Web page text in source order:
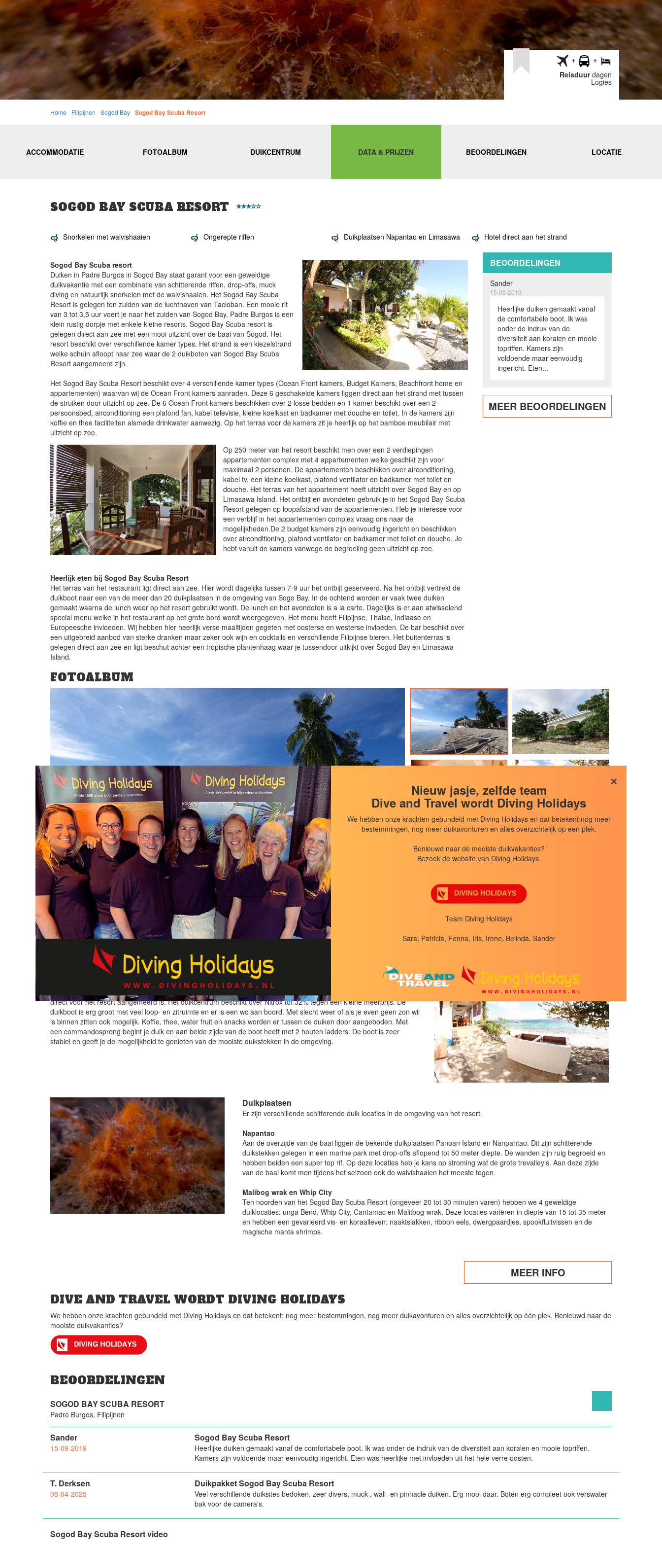
Reisduurdagen
Logies
Home Filipijnen Sogod Bay Sogod Bay Scuba Resort
ACCOMMODATIE FOTOALBUM DUIKCENTRUM DATA & PRIJZEN BEOORDELINGEN LOCATIE
SOGOD BAY SCUBA RESORT
Snorkelen met walvishaaien Ongerepte riffen Duikplaatsen Napantao en Limasawa Hotel direct aan het strand
Sogod Bay Scuba resort
Duiken in Padre Burgos in Sogod Bay staat garant voor een geweldige
duikvakantie met een combinatie van schitterende riffen, drop-offs, muck
diving en natuurlijk snorkelen met de walvishaaien. Het Sogod Bay Scuba
Resort is gelegen ten zuiden van de luchthaven van Tacloban. Een mooie rit
van 3 tot 3,5 uur voert je naar het zuiden van Sogod Bay. Padre Burgos is een
klein rustig dorpje met enkele kleine resorts. Sogod Bay Scuba resort is
gelegen direct aan zee met een mooi uitzicht over de baai van Sogod. Het
resort beschikt over verschillende kamer types. Het strand is een kiezelstrand
welke schuin afloopt naar zee waar de 2 duikboten van Sogod Bay Scuba
Resort aangemeerd zijn.
Het Sogod Bay Scuba Resort beschikt over 4 verschillende kamer types (Ocean Front kamers, Budget Kamers, Beachfront home en
appartementen) waarvan wij de Ocean Front kamers aanraden. Deze 6 geschakelde kamers liggen direct aan het strand met tussen
de struiken door uitzicht op zee. De 6 Ocean Front kamers beschikken over 2 losse bedden en 1 kamer beschikt over een 2-
persoonsbed, airconditioning een plafond fan, kabel televisie, kleine koelkast en badkamer met douche en toilet. In de kamers zijn
koffie en thee faciliteiten alsmede drinkwater aanwezig. Op het terras voor de kamers zit je heerlijk op het bamboe meubilair met
uitzicht op zee.
Op 250 meter van het resort beschikt men over een 2 verdiepingen
appartementen complex met 4 appartementen welke geschikt zijn voor
maximaal 2 personen. De appartementen beschikken over airconditioning,
kabel tv, een kleine koelkast, plafond ventilator en badkamer met toilet en
douche. Het terras van het appartement heeft uitzicht over Sogod Bay en op
Limasawa Island. Het ontbijt en avondeten gebruik je in het Sogod Bay Scuba
Resort gelegen op loopafstand van de appartementen. Heb je interesse voor
een verblijf in het appartementen complex vraag ons naar de
mogelijkheden.De 2 budget kamers zijn eenvoudig ingericht en beschikken
over airconditioning, plafond ventilator en badkamer met toilet en douche. Je
hebt vanuit de kamers vanwege de begroeiing geen uitzicht op zee.
Heerlijk eten bij Sogod Bay Scuba Resort
Het terras van het restaurant ligt direct aan zee. Hier wordt dagelijks tussen 7-9 uur het ontbijt geserveerd. Na het ontbijt vertrekt de
duikboot naar een van de meer dan 20 duikplaatsen in de omgeving van Sogo Bay. In de ochtend worden er vaak twee duiken
gemaakt waarna de lunch weer op het resort gebruikt wordt. De lunch en het avondeten is a la carte. Dagelijks is er aan afwisselend
special menu welke in het restaurant op het grote bord wordt weergegeven. Het menu heeft Filipijnse, Thaise, Indiaase en
Europeesche invloeden. Wij hebben hier heerlijk verse maaltijden gegeten met oosterse en westerse invloeden. De bar beschikt over
een uitgebreid aanbod van sterke dranken maar zeker ook wijn en cocktails en verschillende Filipijnse bieren. Het buitenterras is
gelegen direct aan zee en ligt beschut achter een tropische plantenhaag waar je tussendoor uitkijkt over Sogod Bay en Limasawa
Island.
BEOORDELINGEN
Sander
15-09-2019
Heerlijke duiken gemaakt vanaf
de comfortabele boot. Ik was
onder de indruk van de
diversiteit aan koralen en mooie
topriffen. Kamers zijn
voldoende maar eenvoudig
ingericht. Eten...
MEER BEOORDELINGEN
FOTOALBUM
DUIKCENTRUM
Sogod Bay Scuba Resort
Sogod Bay Scuba resort beschikt over een klein duikcentrum aan de zijkant van het resort. Hier worden dagelijks de
direct voor het resort aangemeerd is. Het duikcentrum beschikt over Nitrox tot 32% tegen een kleine meerprijs. De
duikboot is erg groot met veel loop- en zitruimte en er is een wc aan boord. Met slecht weer of als je even geen zon wil
is binnen zitten ook mogelijk. Koffie, thee, water fruit en snacks worden er tussen de duiken door aangeboden. Met
een commandosprong begint je duik en aan beide zijde van de boot heeft met 2 houten ladders. De boot is zeer
stabiel en geeft je de mogelijkheid te genieten van de mooiste duikstekken in de omgeving.
Duikplaatsen
Er zijn verschillende schitterende duik locaties in de omgeving van het resort.
Napantao
Aan de overzijde van de baai liggen de bekende duikplaatsen Panoan Island en Nanpantao. Dit zijn schitterende
duikstekken gelegen in een marine park met drop-offs aflopend tot 50 meter diepte. De wanden zijn ruig begroeid en
hebben beiden een super top rif. Op deze locaties heb je kans op stroming wat de grote trevalley’s. Aan deze zijde
van de baai komt men tijdens het seizoen ook de walvishaaien het meeste tegen.
Malibog wrak en Whip City
Ten noorden van het Sogod Bay Scuba Resort (ongeveer 20 tot 30 minuten varen) hebben we 4 geweldige
duiklocaties: unga Bend, Whip City, Cantamac en Malitbog-wrak. Deze locaties variëren in diepte van 15 tot 35 meter
en hebben een gevarieerd vis- en koraalleven: naaktslakken, ribbon eels, dwergpaardjes, spookfluitvissen en de
magische manta shrimps.
MEER INFO
DIVE AND TRAVEL WORDT DIVING HOLIDAYS
We hebben onze krachten gebundeld met Diving Holidays en dat betekent: nog meer bestemmingen, nog meer duikavonturen en alles overzichtelijk op één plek. Benieuwd naar de
mooiste duikvakanties?
BEOORDELINGEN
SOGOD BAY SCUBA RESORT
Padre Burgos, Filipijnen
Sander
15-09-2019
Sogod Bay Scuba Resort
Heerlijke duiken gemaakt vanaf de comfortabele boot. Ik was onder de indruk van de diversiteit aan koralen en mooie topriffen.
Kamers zijn voldoende maar eenvoudig ingericht. Eten was heerlijke met invloeden uit het hele verre oosten.
T. Derksen
08-04-2025
Duikpakket Sogod Bay Scuba Resort
Veel verschillende duiksites bedoken, zeer divers, muck-, wall- en pinnacle duiken. Erg mooi daar. Boten erg compleet ook verswater
bak voor de camera's.
Sogod Bay Scuba Resort video
×
Nieuw jasje, zelfde team
Dive and Travel wordt Diving Holidays
We hebben onze krachten gebundeld met Diving Holidays en dat betekent nog meer
bestemmingen, nog meer duikavonturen en alles overzichtelijk op een plek.
Benieuwd naar de mooiste duikvakanties?
Bezoek de website van Diving Holidays.
Team Diving Holidays
Sara, Patricia, Fenna, Iris, Irene, Belinda, Sander